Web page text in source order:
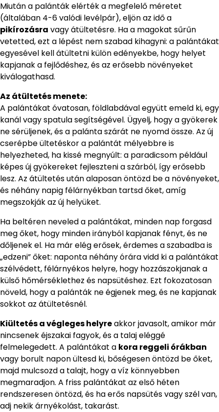
Miután a palánták elérték a megfelelő méretet
(általában 4-6 valódi levélpár), eljön az idő a
pikírozásra vagy átültetésre. Ha a magokat sűrűn
vetetted, ezt a lépést nem szabad kihagyni: a palántákat
egyesével kell átültetni külön edényekbe, hogy helyet
kapjanak a fejlődéshez, és az erősebb növényeket
kiválogathasd.
Az átültetés menete:
A palántákat óvatosan, földlabdával együtt emeld ki, egy
kanál vagy spatula segítségével. Ügyelj, hogy a gyökerek
ne sérüljenek, és a palánta szárát ne nyomd össze. Az új
cserépbe ültetéskor a palántát mélyebbre is
helyezheted, ha kissé megnyúlt: a paradicsom például
képes új gyökereket fejleszteni a szárból, így erősebb
lesz. Az átültetés után alaposan öntözd be a növényeket,
és néhány napig félárnyékban tartsd őket, amíg
megszokják az új helyüket.
Ha beltéren neveled a palántákat, minden nap forgasd
meg őket, hogy minden irányból kapjanak fényt, és ne
dőljenek el. Ha már elég erősek, érdemes a szabadba is
„edzeni” őket: naponta néhány órára vidd ki a palántákat
szélvédett, félárnyékos helyre, hogy hozzászokjanak a
külső hőmérséklethez és napsütéshez. Ezt fokozatosan
növeld, hogy a palánták ne égjenek meg, és ne kapjanak
sokkot az átültetésnél.
Kiültetés a végleges helyreakkor javasolt, amikor már
nincsenek éjszakai fagyok, és a talaj eléggé
felmelegedett. A palántákat a kora reggeli órákban
vagy borult napon ültesd ki, bőségesen öntözd be őket,
majd mulcsozd a talajt, hogy a víz könnyebben
megmaradjon. A friss palántákat az első héten
rendszeresen öntözd, és ha erős napsütés vagy szél van,
adj nekik árnyékolást, takarást.